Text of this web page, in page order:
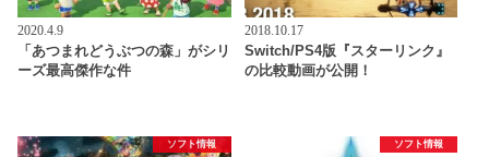
2020.4.9
「あつまれどうぶつの森」がシリ
ーズ最高傑作な件
2018.10.17
Switch/PS4版『スターリンク』
の比較動画が公開！
ソフト情報 ソフト情報